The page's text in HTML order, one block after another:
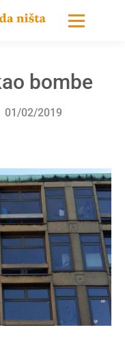
bombe
01/02/2019